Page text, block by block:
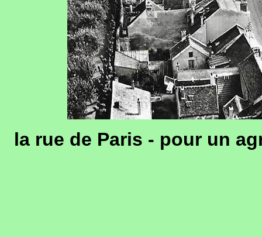
la rue de Paris - pour un